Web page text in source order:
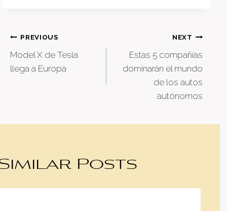
Post
navigation
PREVIOUS
Model X de Tesla
llega a Europa
NEXT
Estas 5 compañías
dominarán el mundo
de los autos
autónomos
Posts